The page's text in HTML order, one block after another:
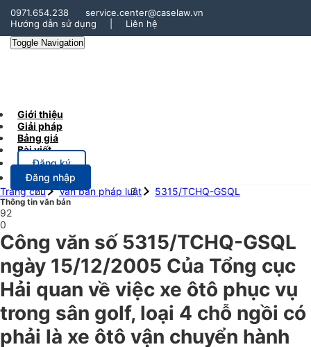
0971.654.238
service.center@caselaw.vn
Hướng dẫn sử dụng
Liên hệ
Toggle Navigation
Giới thiệu
Giải pháp
Bảng giá
Bài viết
Đăng ký
Đăng nhập
Trang chủ
Văn bản pháp luật 5315/TCHQ-GSQL
Thông tin văn bản
92
0
Công văn số 5315/TCHQ-GSQL
ngày 15/12/2005 Của Tổng cục
Hải quan về việc xe ôtô phục vụ
trong sân golf, loại 4 chỗ ngồi có
phải là xe ôtô vận chuyển hành